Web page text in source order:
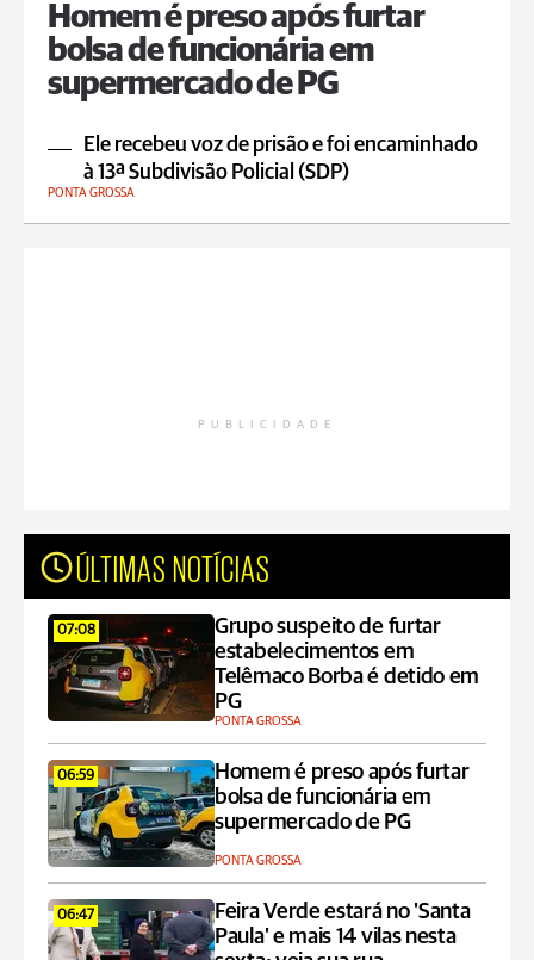
Homem é preso após furtar
bolsa de funcionária em
supermercado de PG
Ele recebeu voz de prisão e foi encaminhado
à 13ª Subdivisão Policial (SDP)
PONTA GROSSA
PUBLICIDADE
ÚLTIMAS NOTÍCIAS
07:08
Grupo suspeito de furtar
estabelecimentos em
Telêmaco Borba é detido em
PG
PONTA GROSSA
06:59
Homem é preso após furtar
bolsa de funcionária em
supermercado de PG
PONTA GROSSA
06:47
Feira Verde estará no 'Santa
Paula' e mais 14 vilas nesta